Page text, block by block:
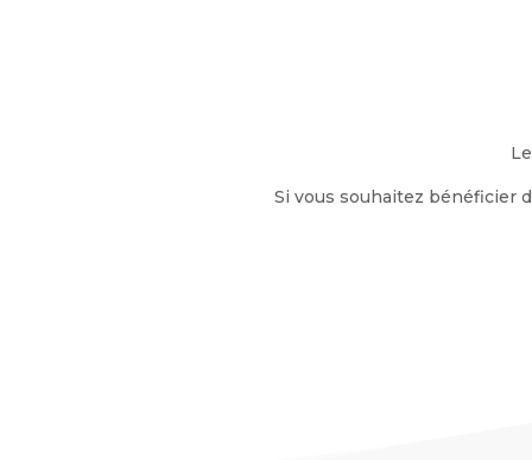
Si vous souhaitez bénéficier